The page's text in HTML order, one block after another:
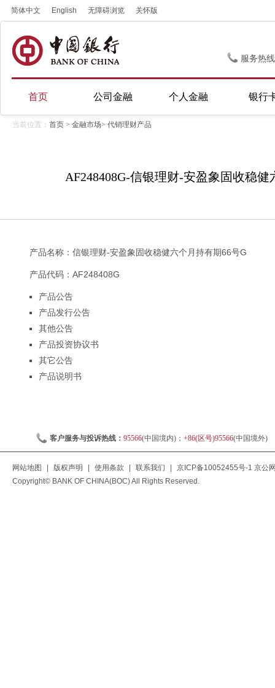
简体中文 English 无障碍浏览 关怀版
服务热
首页 公司金融 个人金融 银行
当前位置： 首页 > 金融市场> 代销理财产品
AF248408G-信银理财-安盈象固收稳健
产品名称：信银理财-安盈象固收稳健六个月持有期66号G
产品代码：AF248408G
产品公告
产品发行公告
其他公告
产品投资协议书
其它公告
产品说明书
客户服务与投诉热线： 95566(中国境内)； +86(区号)95566(中国境外)
网站地图 版权声明 使用条款 联系我们 京ICP备10052455号-1 京公
Copyright© BANK OF CHINA(BOC) All Rights Reserved.